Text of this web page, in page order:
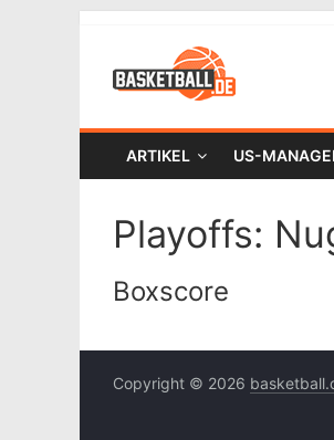
ARTIKEL US-
Playoffs:
Boxscore
Copyright © 2026